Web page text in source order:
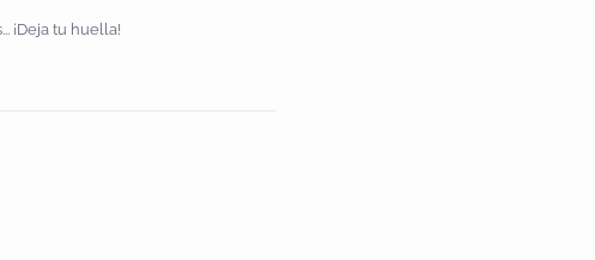
¡Deja tu huella!